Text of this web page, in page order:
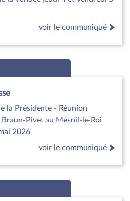
voir le communiqué
la Présidente - Réunion
Braun-Pivet au Mesnil-le-Roi
2026
voir le communiqué